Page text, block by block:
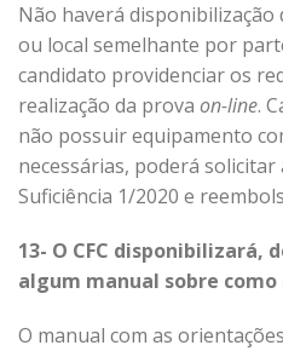
Não haverá
ou local semelhante por
candidato providenciar os
realização da prova on-line.
não possuir equipamento
necessárias, poderá solicitar
Suficiência 1/2020 e
13- O CFC disponibilizará,
algum manual sobre
O manual com as